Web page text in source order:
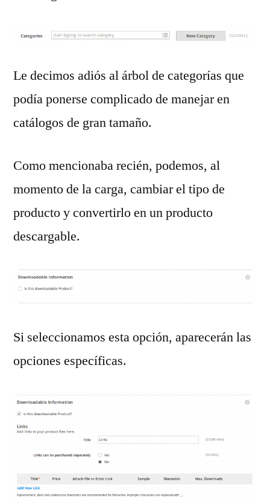
Le decimos adiós al árbol de categorías que
podía ponerse complicado de manejar en
catálogos de gran tamaño.
Como mencionaba recién, podemos, al
momento de la carga, cambiar el tipo de
producto y convertirlo en un producto
descargable.
Si seleccionamos esta opción, aparecerán las
opciones específicas.